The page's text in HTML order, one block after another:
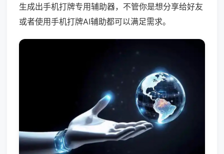
生成出手机打牌专用辅助器，不管你是想分享给好友
或者使用手机打牌AI辅助都可以满足需求。